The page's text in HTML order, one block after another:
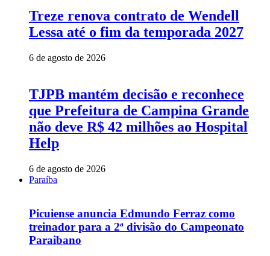
Treze renova contrato de Wendell
Lessa até o fim da temporada 2027
6 de agosto de 2026
TJPB mantém decisão e reconhece
que Prefeitura de Campina Grande
não deve R$ 42 milhões ao Hospital
Help
6 de agosto de 2026
Paraíba
Picuiense anuncia Edmundo Ferraz como
treinador para a 2ª divisão do Campeonato
Paraibano